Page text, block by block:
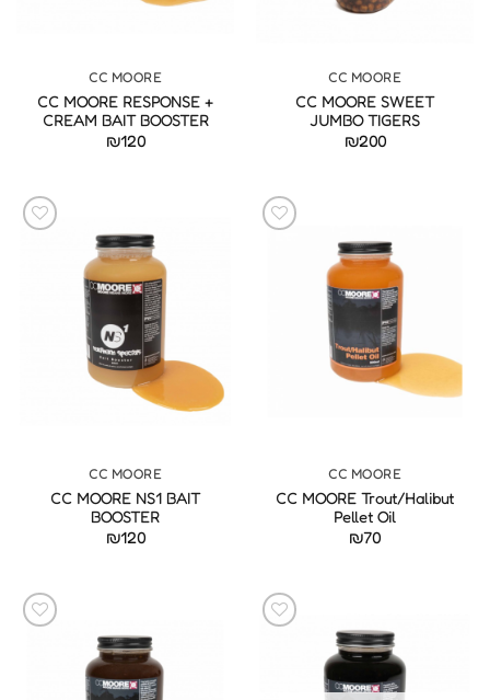
CC MOORE
CC MOORE SWEET
JUMBO TIGERS
₪200
CC MOORE
CC MOORE RESPONSE +
CREAM BAIT BOOSTER
₪120
CC MOORE
CC MOORE Trout/Halibut
Pellet Oil
₪70
CC MOORE
CC MOORE NS1 BAIT
BOOSTER
₪120